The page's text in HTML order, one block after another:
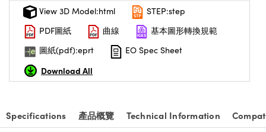
Components | SCHOTT 光學
View 3D Model:html
STEP:step
PDF圖紙
曲線
基本圖形轉換規範
圖紙(pdf):eprt
EO Spec Sheet
Download All
Specifications 產品概覽 Technical Information